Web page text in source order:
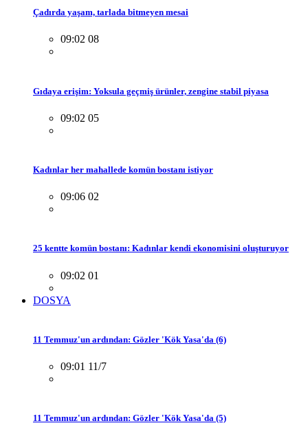
Çadırda yaşam, tarlada bitmeyen mesai
09:02 08
Gıdaya erişim: Yoksula geçmiş ürünler, zengine stabil piyasa
09:02 05
Kadınlar her mahallede komün bostanı istiyor
09:06 02
25 kentte komün bostanı: Kadınlar kendi ekonomisini oluşturuyor
09:02 01
DOSYA
11 Temmuz'un ardından: Gözler 'Kök Yasa'da (6)
09:01 11/7
11 Temmuz'un ardından: Gözler 'Kök Yasa'da (5)